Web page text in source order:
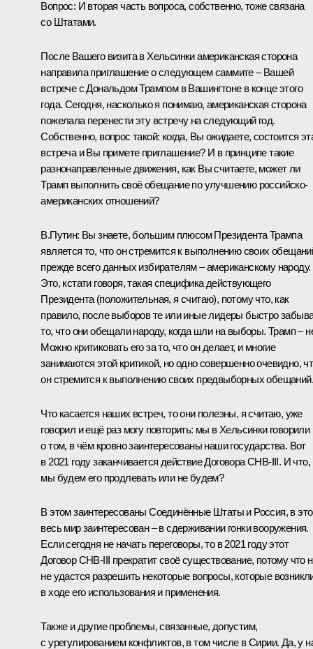
Вопрос: И вторая часть вопроса, собственно, тоже связана
со Штатами.
После Вашего визита в Хельсинки американская сторона
направила приглашение о следующем саммите – Вашей
встрече сДональдом Трампомв Вашингтоне в конце этого
года. Сегодня, насколько я понимаю, американская сторона
пожелала перенести эту встречу на следующий год.
Собственно, вопрос такой: когда, Вы ожидаете, состоится
встреча и Вы примете приглашение? И в принципе такие
разнонаправленные движения, как Вы считаете, может ли
Трамп выполнить своё обещание по улучшению российско-
американских отношений?
В.Путин: Вы знаете, большим плюсом Президента Трампа
является то, что он стремится к выполнению своих
прежде всего данных избирателям – американскому народу.
Это, кстати говоря, такая специфика действующего
Президента (положительная, я считаю), потому что, как
правило, после выборов те или иные лидеры быстро
то, что они обещали народу, когда шли на выборы. Трамп –
Можно критиковать его за то, что он делает, и многие
занимаются этой критикой, но одно совершенно очевидно,
он стремится к выполнению своих предвыборных обещаний.
Что касается наших встреч, то они полезны, я считаю, уже
говорил и ещё раз могу повторить: мы в Хельсинки говорили
о том, в чём кровно заинтересованы наши государства. Вот
в 2021 году заканчивается действие Договора СНВ-III. И что,
мы будем его продлевать или не будем?
В этом заинтересованы Соединённые Штаты и Россия, в
весь мир заинтересован – в сдерживании гонки вооружения.
Если сегодня не начать переговоры, то в 2021 году этот
Договор СНВ-III прекратит своё существование, потому что
не удастся разрешить некоторые вопросы, которые
в ходе его использования и применения.
Также и другие проблемы, связанные, допустим,
с урегулированием конфликтов, в том числе в Сирии. Да, у